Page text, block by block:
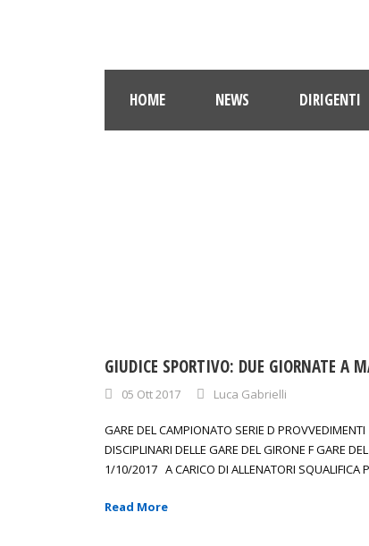
HOME NEWS DIRIGENTI
GIUDICE SPORTIVO: DUE GIORNATE A
05 Ott 2017 Luca Gabrielli
GARE DEL CAMPIONATO SERIE D PROVVEDIMENTI
DISCIPLINARI DELLE GARE DEL GIRONE F GARE DEL
1/10/2017 A CARICO DI ALLENATORI SQUALIFICA
Read More